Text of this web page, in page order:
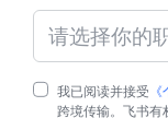
请选择你的
我已阅读并接受
跨境传输。飞书有